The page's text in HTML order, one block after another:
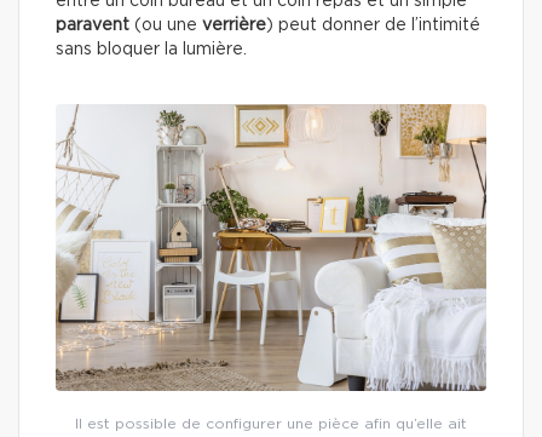
paravent (ou une verrière) peut donner de l’intimité
sans bloquer la lumière.
Il est possible de configurer une pièce afin qu’elle ait